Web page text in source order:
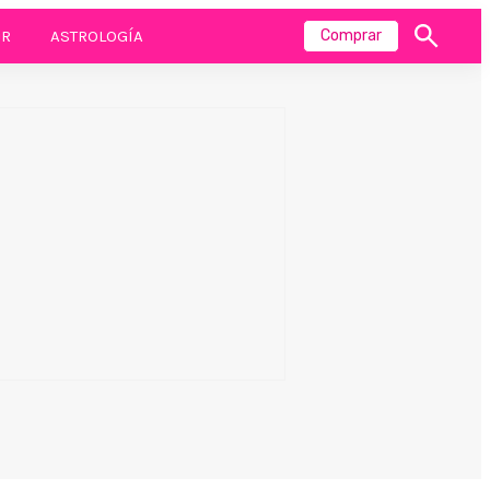
ASTROLOGÍA Comprar
Mostrar